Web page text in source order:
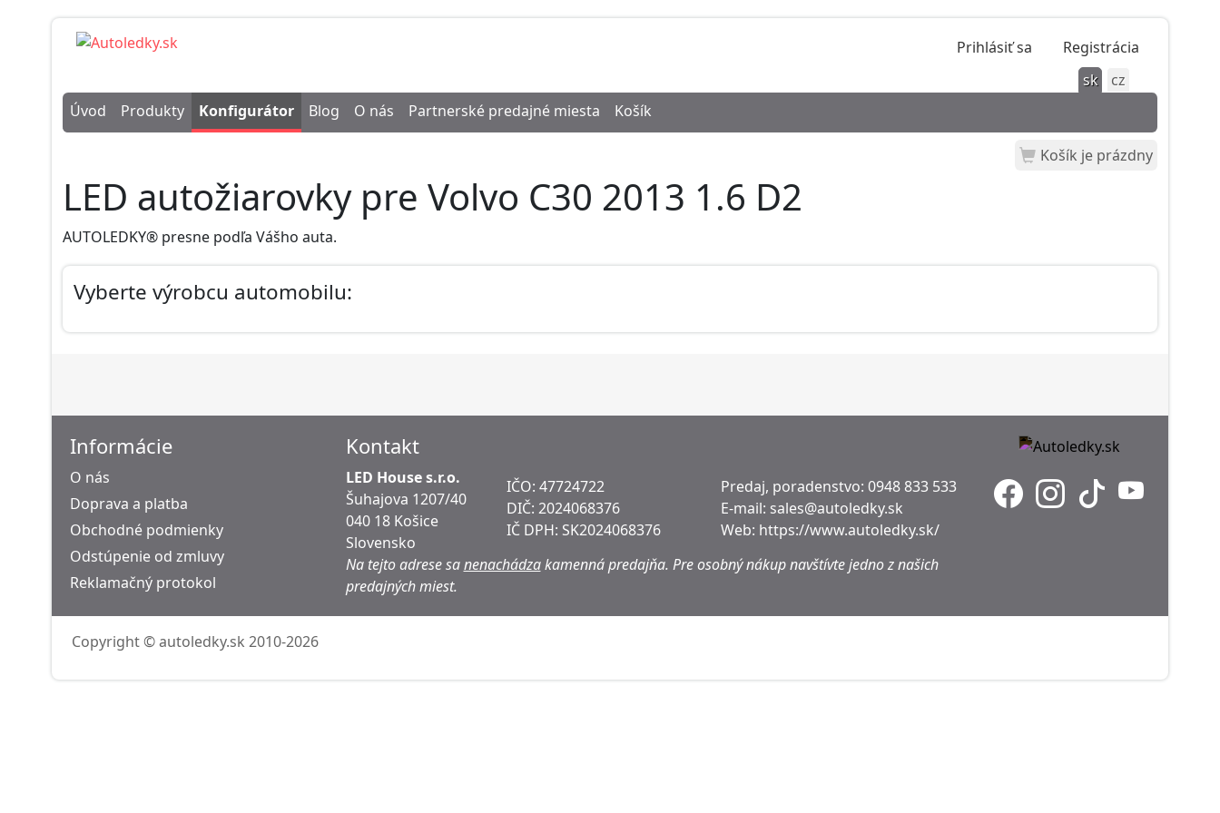
Prihlásiť sa
Registrácia
sk
cz
Úvod
Produkty Konfigurátor Blog O nás Partnerské predajné miesta Košík
Košík je prázdny
LED autožiarovky pre Volvo C30 2013 1.6 D2
AUTOLEDKY® presne podľa Vášho auta.
Vyberte výrobcu automobilu:
Informácie
O nás
Doprava a platba
Obchodné podmienky
Odstúpenie od zmluvy
Reklamačný protokol
Kontakt
LED House s.r.o.
Šuhajova 1207/40
040 18 Košice
Slovensko
IČO: 47724722
DIČ: 2024068376
IČ DPH: SK2024068376
Predaj, poradenstvo: 0948 833 533
E-mail: sales@autoledky.sk
Web: https://www.autoledky.sk/
Na tejto adrese sanenachádzakamenná predajňa. Pre osobný nákup navštívte jedno z našich
predajných miest.
Copyright © autoledky.sk 2010-2026